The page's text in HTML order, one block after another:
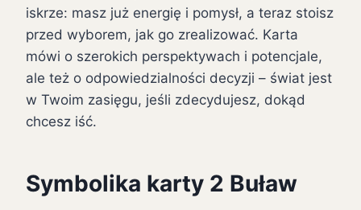
iskrze: masz już energię i pomysł, a teraz stoisz
przed wyborem, jak go zrealizować. Karta
mówi o szerokich perspektywach i potencjale,
ale też o odpowiedzialności decyzji – świat jest
w Twoim zasięgu, jeśli zdecydujesz, dokąd
chcesz iść.
Symbolika karty 2 Buław